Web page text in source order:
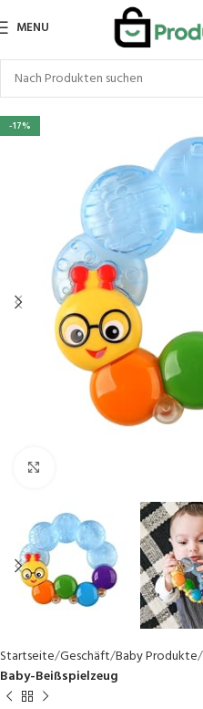
MENU
-17%
Startseite Geschäft Baby Produkte
Baby-Beißspielzeug